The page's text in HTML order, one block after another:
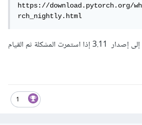
https://download.pytorch.org/
rch_nightly.html
أيضًا حاول تحديث بايثون إلى إصدار 3.11 إذا استمرت المشكلة ثم القيام
1